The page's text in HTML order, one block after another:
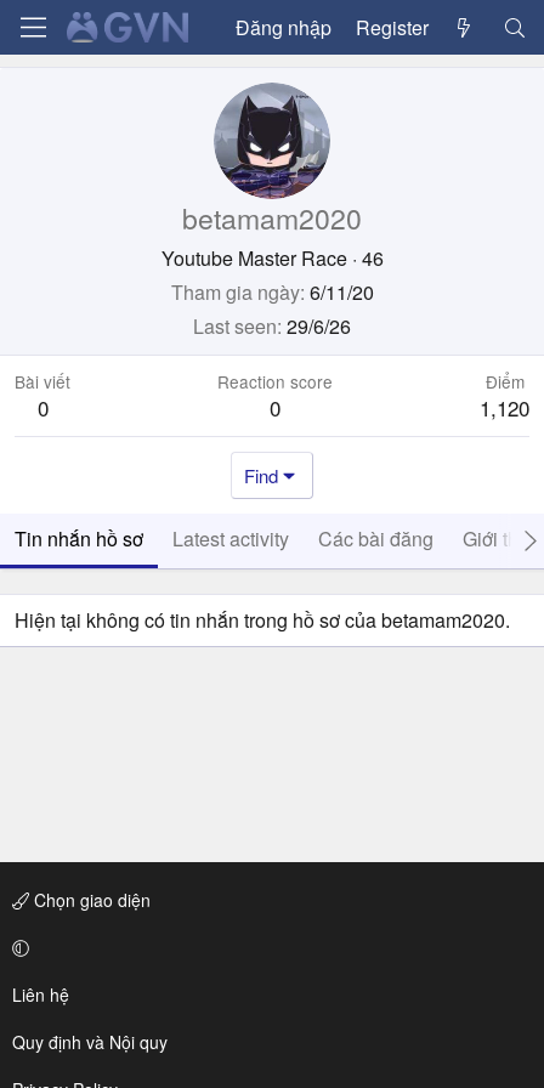
Đăng nhập Register
betamam2020
Youtube Master Race · 46
Tham gia ngày 6/11/20
Last seen 29/6/26
Bài viết
0
Reaction score
0
Điểm
1,120
Find
Tin nhắn hồ sơ Latest activity Các bài đăng Giới thiệu
Hiện tại không có tin nhắn trong hồ sơ của betamam2020.
Chọn giao diện
Liên hệ
Quy định và Nội quy